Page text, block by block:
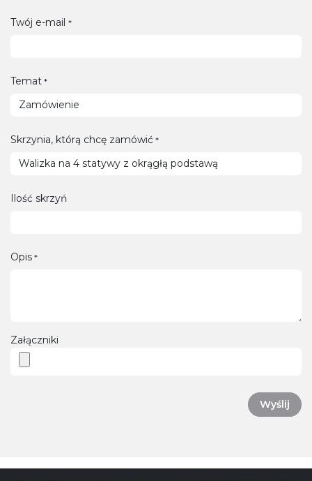
Twój e-mail *
Temat *
Skrzynia, którą chcę zamówić *
Ilość skrzyń
Opis *
Załączniki
Wyślij